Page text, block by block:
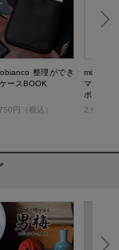
整理ができ
ースBOOK
円（税込）
マルチ
ポーチ
2,959円